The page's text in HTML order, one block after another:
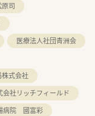
司
医療法人社団青洲会
式会社
会社リッチフィールド
病院 國富彩